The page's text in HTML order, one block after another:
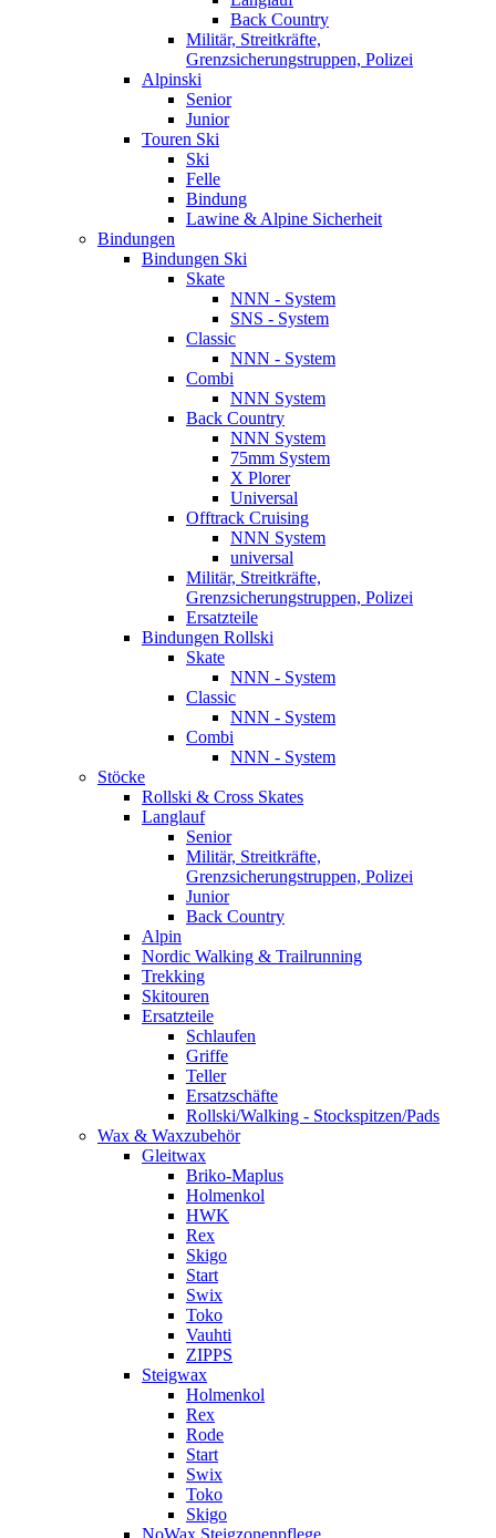
Back Country
Militär, Streitkräfte,
Grenzsicherungstruppen, Polizei
Alpinski
Senior
Junior
Touren Ski
Ski
Felle
Bindung
Lawine & Alpine Sicherheit
Bindungen
Bindungen Ski
Skate
NNN - System
SNS - System
Classic
NNN - System
Combi
NNN System
Back Country
NNN System
75mm System
X Plorer
Universal
Offtrack Cruising
NNN System
universal
Militär, Streitkräfte,
Grenzsicherungstruppen, Polizei
Ersatzteile
Bindungen Rollski
Skate
NNN - System
Classic
NNN - System
Combi
NNN - System
Stöcke
Rollski & Cross Skates
Langlauf
Senior
Militär, Streitkräfte,
Grenzsicherungstruppen, Polizei
Junior
Back Country
Alpin
Nordic Walking & Trailrunning
Trekking
Skitouren
Ersatzteile
Schlaufen
Griffe
Teller
Ersatzschäfte
Rollski/Walking - Stockspitzen/Pads
Wax & Waxzubehör
Gleitwax
Briko-Maplus
Holmenkol
HWK
Rex
Skigo
Start
Swix
Toko
Vauhti
ZIPPS
Steigwax
Holmenkol
Rex
Rode
Start
Swix
Toko
Skigo
NoWax Steigzonenpflege